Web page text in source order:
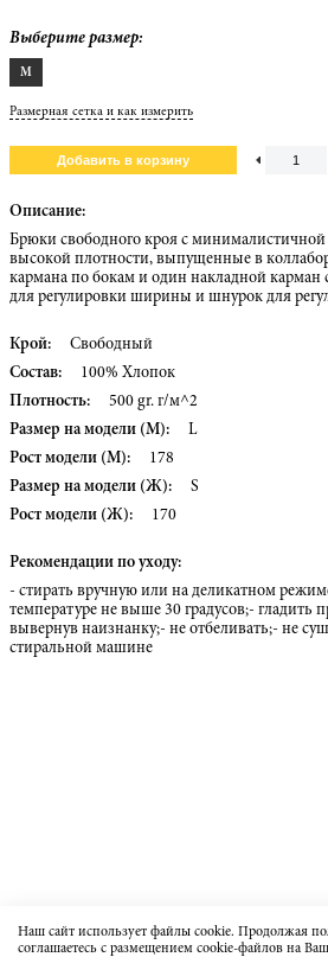
Выберите размер:
M
Размерная сетка и как измерить
Описание:
Брюки свободного кроя с
высокой плотности, выпущенные в
кармана по бокам и один накладной карман
для регулировки ширины и шнурок для
Крой:
Свободный
Состав:
100% Хлопок
Плотность:
500 gr. г/м^2
Размер на модели (М):
L
Рост модели (М):
178
Размер на модели (Ж):
S
Рост модели (Ж):
170
Рекомендации по уходу:
- стирать вручную или на деликатном
температуре не выше 30 градусов;- гладить
вывернув наизнанку;- не отбеливать;- не
стиральной машине
Наш сайт использует файлы cookie. Продолжая
соглашаетесь с размещением cookie-файлов на